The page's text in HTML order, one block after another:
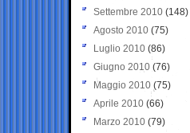
Settembre 2010 (148)
Agosto 2010 (75)
Luglio 2010 (86)
Giugno 2010 (76)
Maggio 2010 (75)
Aprile 2010 (66)
Marzo 2010 (79)